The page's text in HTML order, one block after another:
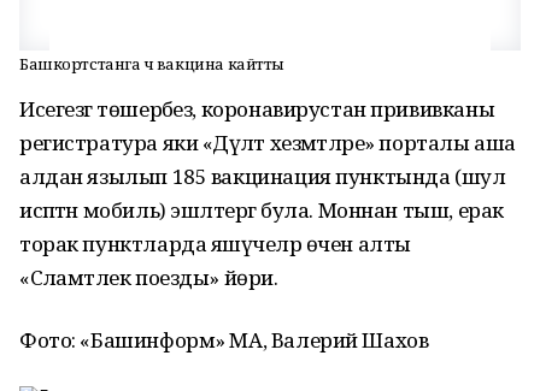
Башкортстанга өч вакцина кайтты
Исегезгә төшерәбез, коронавирустан прививканы
регистратура яки «Дәүләт хезмәтләре» порталы аша
алдан язылып 185 вакцинация пунктында (шул
исәптән мобиль) эшләтергә була. Моннан тыш, ерак
торак пунктларда яшәүчеләр өчен алты
«Сәламәтлек поезды» йөри.
Фото: «Башинформ» МА, Валерий Шахов